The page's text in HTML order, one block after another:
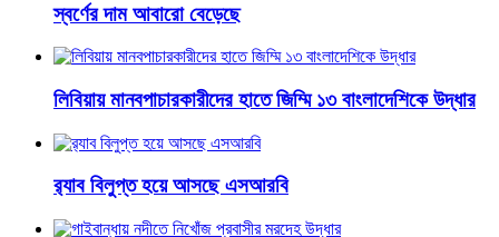
স্বর্ণের দাম আবারো বেড়েছে
লিবিয়ায় মানবপাচারকারীদের হাতে জিম্মি ১৩ বাংলাদেশিকে উদ্ধার
র‌্যাব বিলুপ্ত হয়ে আসছে এসআরবি